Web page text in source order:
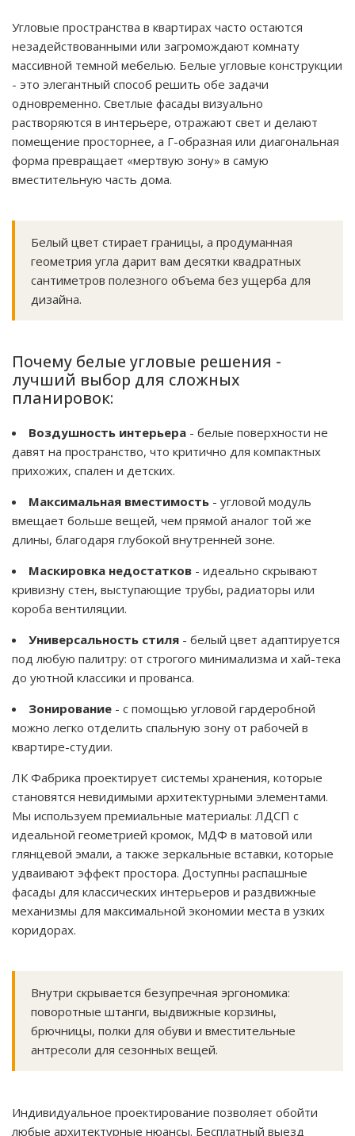
Угловые пространства в квартирах часто остаются
незадействованными или загромождают комнату
массивной темной мебелью. Белые угловые конструкции
- это элегантный способ решить обе задачи
одновременно. Светлые фасады визуально
растворяются в интерьере, отражают свет и делают
помещение просторнее, а Г-образная или диагональная
форма превращает «мертвую зону» в самую
вместительную часть дома.
Белый цвет стирает границы, а продуманная
геометрия угла дарит вам десятки квадратных
сантиметров полезного объема без ущерба для
дизайна.
Почему белые угловые решения -
лучший выбор для сложных
планировок:
Воздушность интерьера - белые поверхности не
давят на пространство, что критично для компактных
прихожих, спален и детских.
Максимальная вместимость - угловой модуль
вмещает больше вещей, чем прямой аналог той же
длины, благодаря глубокой внутренней зоне.
Маскировка недостатков - идеально скрывают
кривизну стен, выступающие трубы, радиаторы или
короба вентиляции.
Универсальность стиля - белый цвет адаптируется
под любую палитру: от строгого минимализма и хай-тека
до уютной классики и прованса.
Зонирование - с помощью угловой гардеробной
можно легко отделить спальную зону от рабочей в
квартире-студии.
ЛК Фабрика проектирует системы хранения, которые
становятся невидимыми архитектурными элементами.
Мы используем премиальные материалы: ЛДСП с
идеальной геометрией кромок, МДФ в матовой или
глянцевой эмали, а также зеркальные вставки, которые
удваивают эффект простора. Доступны распашные
фасады для классических интерьеров и раздвижные
механизмы для максимальной экономии места в узких
коридорах.
Внутри скрывается безупречная эргономика:
поворотные штанги, выдвижные корзины,
брючницы, полки для обуви и вместительные
антресоли для сезонных вещей.
Индивидуальное проектирование позволяет обойти
любые архитектурные нюансы. Бесплатный выезд